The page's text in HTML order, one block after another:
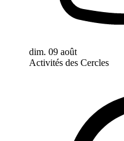
dim. 09 août
Activités des Cercles